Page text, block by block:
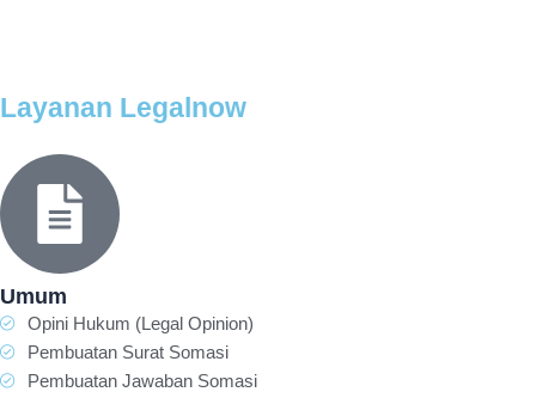
Layanan Legalnow
Umum
Opini Hukum (Legal Opinion)
Pembuatan Surat Somasi
Pembuatan Jawaban Somasi